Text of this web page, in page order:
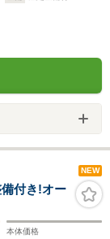
NEW
付き!オー
本体価格